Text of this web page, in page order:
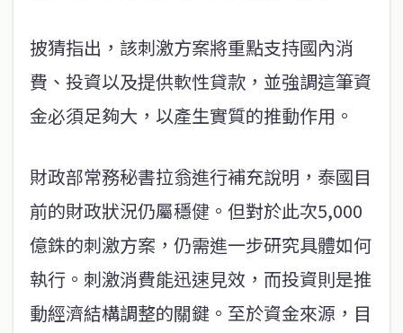
披猜指出，該刺激方案將重點支持國內消
費、投資以及提供軟性貸款，並強調這筆資
金必須足夠大，以產生實質的推動作用。
財政部常務秘書拉翁進行補充說明，泰國目
前的財政狀況仍屬穩健。但對於此次5,000
億銖的刺激方案，仍需進一步研究具體如何
執行。刺激消費能迅速見效，而投資則是推
動經濟結構調整的關鍵。至於資金來源，目